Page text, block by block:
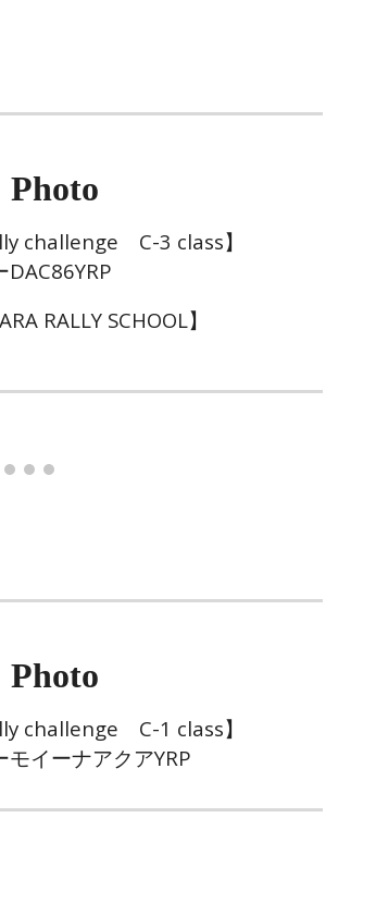
challenge C-3 class】
DAC86YRP
RALLY SCHOOL】
challenge C-1 class】
モイーナアクアYRP